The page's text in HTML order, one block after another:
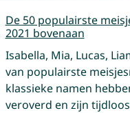
De 50 populairste
2021 bovenaan
Isabella, Mia, Lucas,
van populairste
klassieke namen
veroverd en zijn